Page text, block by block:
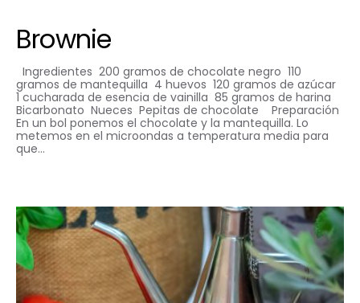
Brownie
Ingredientes 200 gramos de chocolate negro 110
gramos de mantequilla 4 huevos 120 gramos de azúcar
1 cucharada de esencia de vainilla 85 gramos de harina
Bicarbonato Nueces Pepitas de chocolate Preparación
En un bol ponemos el chocolate y la mantequilla. Lo
metemos en el microondas a temperatura media para
que…